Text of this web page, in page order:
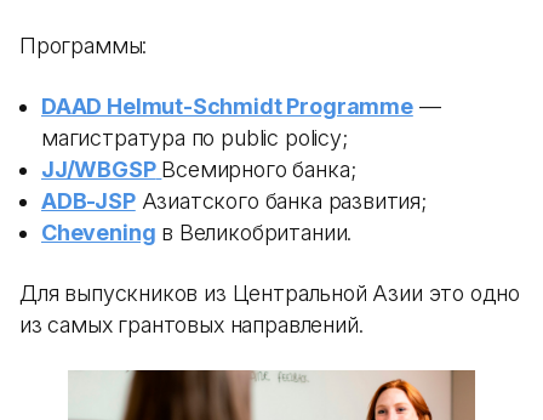
Программы:
DAAD Helmut-Schmidt Programme—
магистратура по public policy;
JJ/WBGSP Всемирного банка;
ADB-JSPАзиатского банка развития;
Chevening в Великобритании.
Для выпускников из Центральной Азии это одно
из самых грантовых направлений.